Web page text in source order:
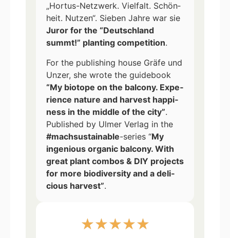
„Hor­tus-Netz­werk. Viel­falt. Schön­
heit. Nut­zen“. Sie­ben Jah­re war sie
Juror for the “Deutsch­land
summt!” plan­ting com­pe­ti­ti­on.
For the publi­shing house Grä­fe und
Unzer, she wro­te the gui­de­book
“My bio­to­pe on the bal­c­o­ny. Expe­
ri­ence natu­re and har­ve­st hap­pi­
ness in the midd­le of the city”.
Published by Ulmer Ver­lag in the
#mach­s­us­tainable-series “My
inge­nious orga­nic bal­c­o­ny. With
gre­at plant com­bos & DIY pro­jects
for more bio­di­ver­si­ty and a deli­
cious har­ve­st”.
★★★★★